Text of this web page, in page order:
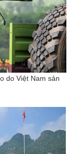
do Việt Nam sản